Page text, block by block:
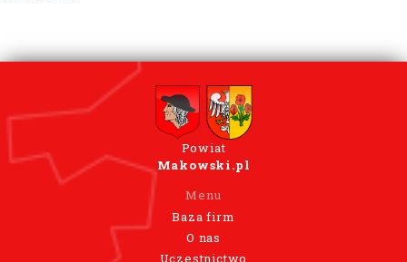
Powiat
Makowski.pl
Menu
Baza firm
O nas
Uczestnictwo